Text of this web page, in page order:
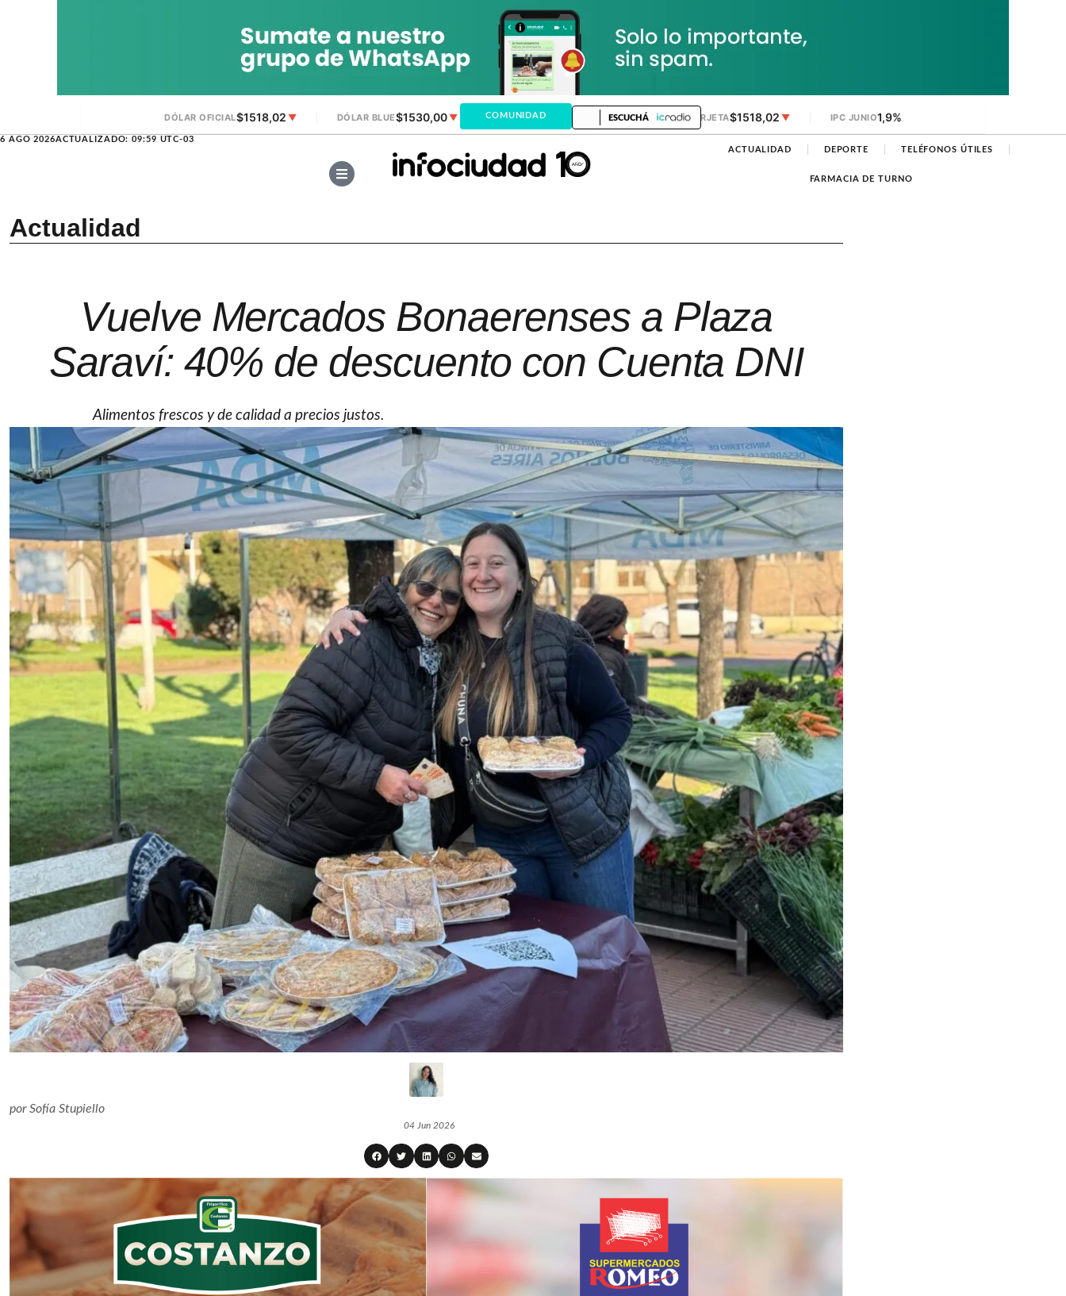
DÓLAR OFICIAL$1518,02 ▼ DÓLAR BLUE$1530,00▼ DÓLAR MEP ▼ DÓLAR TARJETA$1518,02 ▼ IPC JUNIO1,9%
6 AGO 2026ACTUALIZADO: 09:59 UTC-03
COMUNIDAD ESCUCHÁ
ACTUALIDAD DEPORTE TELÉFONOS ÚTILES
FARMACIA DE TURNO
Actualidad
Vuelve Mercados Bonaerenses a Plaza
Saraví: 40% de descuento con Cuenta DNI
Alimentos frescos y de calidad a precios justos.
porSofía Stupiello
04 Jun 2026